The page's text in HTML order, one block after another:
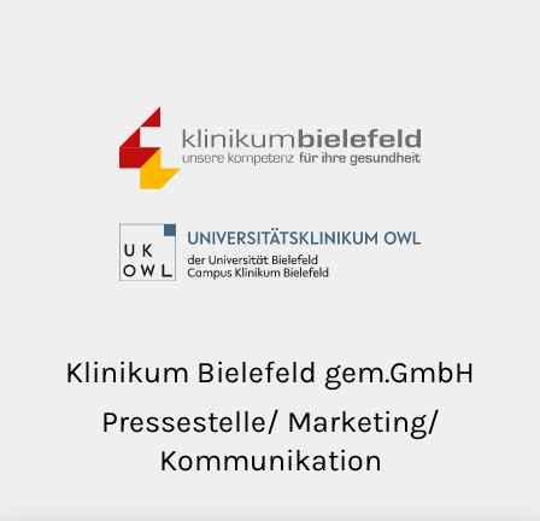
Klinikum Bielefeld gem.GmbH
Pressestelle/ Marketing/
Kommunikation